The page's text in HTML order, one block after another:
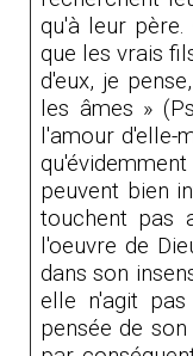
qu'à leur
que les vrais
d'eux, je
les âmes »
l'amour d'elle-
peuvent bien
touchent pas
l'oeuvre de
dans son
elle n'agit
pensée de